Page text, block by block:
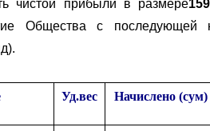
чистой прибыли в размере
Общества с последующей
Уд.вес Начислено (сум)